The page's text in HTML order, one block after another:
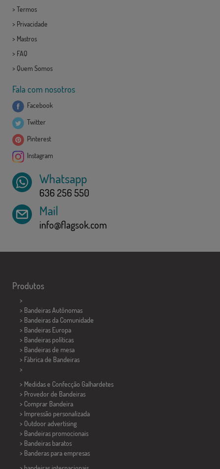
> Termos
> Privacidade
> Mastros
> FAQ
> Quem Somos
Fala com nosotros
Facebook
Twitter
Pinterest
Instagram
Whatsapp
636 256 550
Mail
info@flagsok.com
Produtos
>
> Bandeiras Autônomas
> Bandeiras da Comunidade
> Bandeiras Europa
> Bandeiras políticas
> Bandeiras de mesa
> Fábrica de Bandeiras
>
> Medidas e Confecção Galhardetes
> Provedor de Bandeiras
> Comprar Bandeira
> Impressão personalizada
> Outdoor advertising
> Bandeiras promocionais
> Bandeiras baratos
> Banderas para empresas